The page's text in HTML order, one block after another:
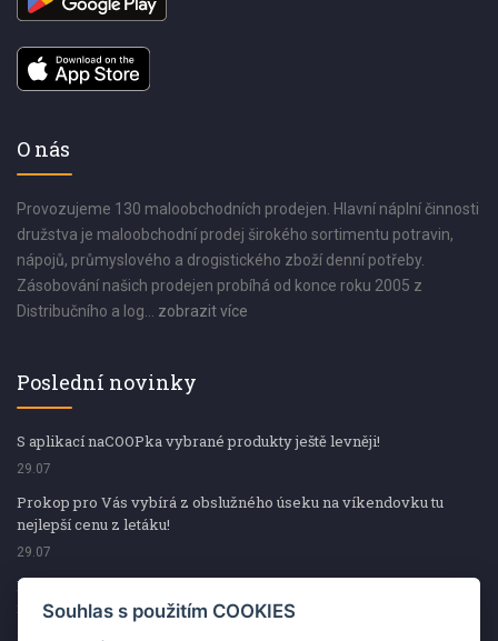
O nás
Provozujeme 130 maloobchodních prodejen. Hlavní náplní činnosti
družstva je maloobchodní prodej širokého sortimentu potravin,
nápojů, průmyslového a drogistického zboží denní potřeby.
Zásobování našich prodejen probíhá od konce roku 2005 z
Distribučního a log... zobrazit více
Poslední novinky
S aplikací naCOOPka vybrané produkty ještě levněji!
29.07
Prokop pro Vás vybírá z obslužného úseku na víkendovku tu
nejlepší cenu z letáku!
29.07
Prokop pro Vás vybírá z obslužného úseku na víkendovku tu
nejlepší cenu z letáku!
Souhlas s použitím COOKIES